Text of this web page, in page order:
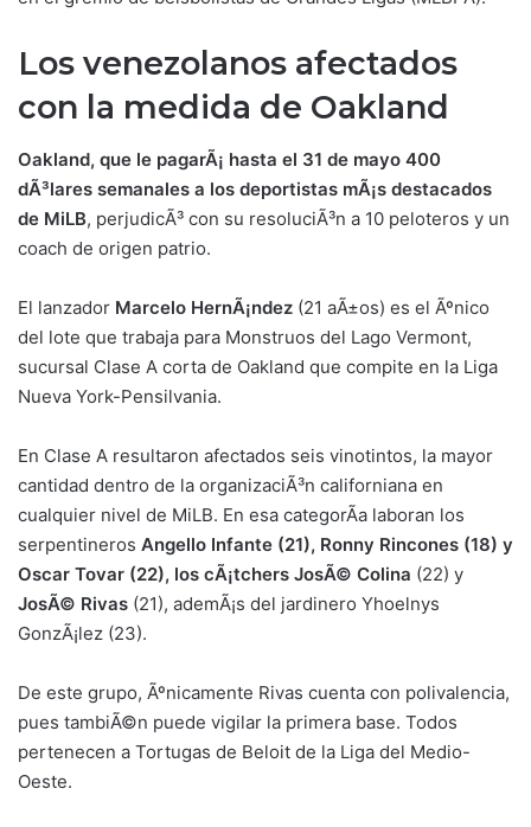
Los venezolanos afectados
con la medida de Oakland
Oakland, que le pagarÃ¡ hasta el 31 de mayo 400
dÃ³lares semanales a los deportistas mÃ¡s destacados
de MiLB, perjudicÃ³ con su resoluciÃ³n a 10 peloteros y un
coach de origen patrio.
El lanzador Marcelo HernÃ¡ndez (21 aÃ±os) es el Ãºnico
del lote que trabaja para Monstruos del Lago Vermont,
sucursal Clase A corta de Oakland que compite en la Liga
Nueva York-Pensilvania.
En Clase A resultaron afectados seis vinotintos, la mayor
cantidad dentro de la organizaciÃ³n californiana en
cualquier nivel de MiLB. En esa categorÃ­a laboran los
serpentineros Angello Infante (21), Ronny Rincones (18) y
Oscar Tovar (22), los cÃ¡tchers JosÃ© Colina (22) y
JosÃ© Rivas (21), ademÃ¡s del jardinero Yhoelnys
GonzÃ¡lez (23).
De este grupo, Ãºnicamente Rivas cuenta con polivalencia,
pues tambiÃ©n puede vigilar la primera base. Todos
pertenecen a Tortugas de Beloit de la Liga del Medio-
Oeste.